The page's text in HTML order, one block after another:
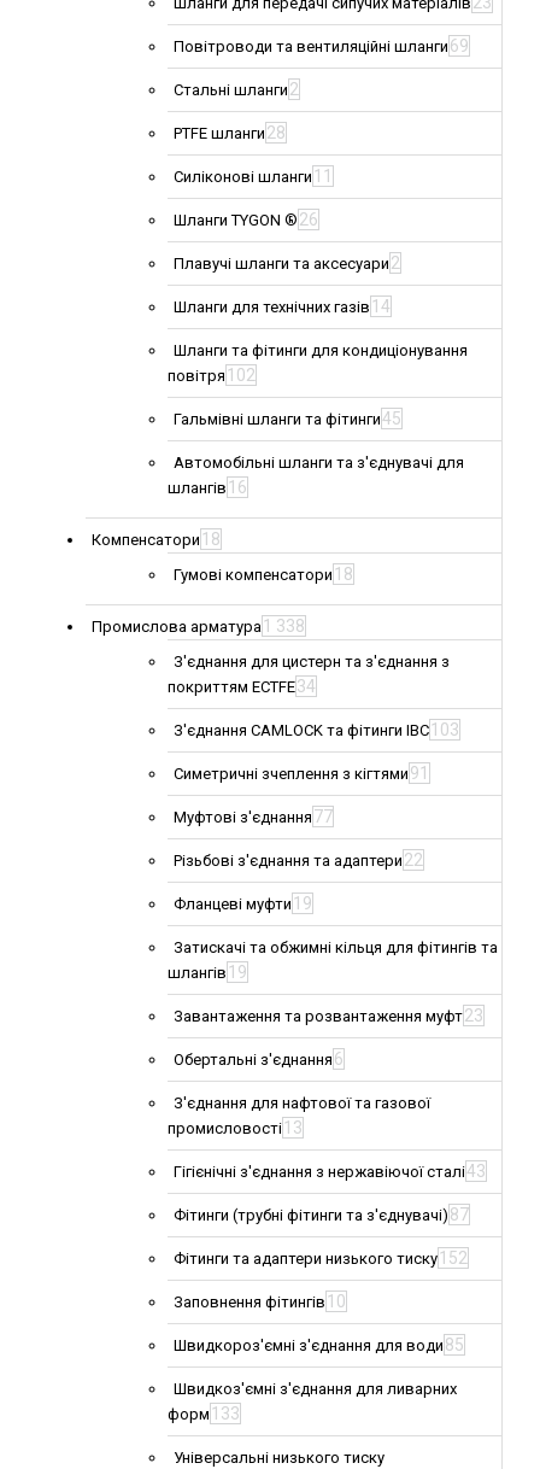
Повітроводи та вентиляційні шланги 69
Стальні шланги 2
PTFE шланги 28
Силіконові шланги 11
Шланги TYGON ® 26
Плавучі шланги та аксесуари 2
Шланги для технічних газів 14
Шланги та фітинги для кондиціонування
повітря 102
Гальмівні шланги та фітинги45
Автомобільні шланги та з'єднувачі для
шлангів 16
Компенсатори 18
Гумові компенсатори 18
Промислова арматура 1 338
З'єднання для цистерн та з'єднання з
покриттям ECTFE34
З'єднання CAMLOCK та фітинги IBC 103
Симетричні зчеплення з кігтями 91
Муфтові з'єднання 77
Різьбові з'єднання та адаптери 22
Фланцеві муфти 19
Затискачі та обжимні кільця для фітингів та
шлангів 19
Завантаження та розвантаження муфт23
Обертальні з'єднання 6
З'єднання для нафтової та газової
промисловості 13
Гігієнічні з'єднання з нержавіючої сталі43
Фітинги (трубні фітинги та з'єднувачі) 87
Фітинги та адаптери низького тиску 152
Заповнення фітингів 10
Швидкороз'ємні з'єднання для води 85
Швидкоз'ємні з'єднання для ливарних
форм 133
Універсальні низького тиску